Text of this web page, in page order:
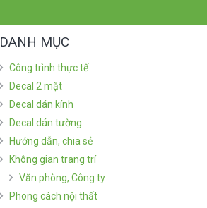
DANH MỤC
Công trình thực tế
Decal 2 mặt
Decal dán kính
Decal dán tường
Hướng dẫn, chia sẻ
Không gian trang trí
Văn phòng, Công ty
Phong cách nội thất